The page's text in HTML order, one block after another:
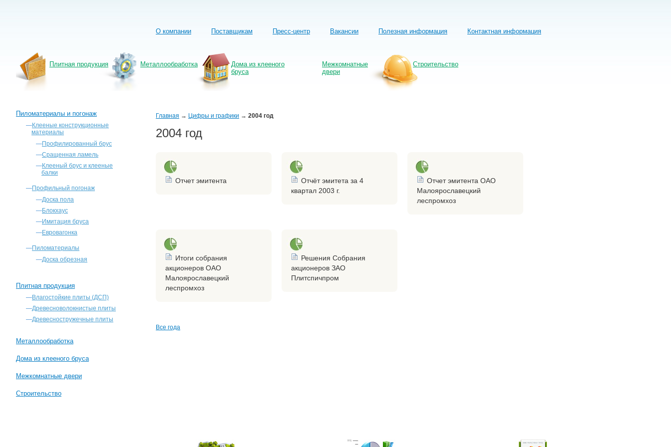
О компании Поставщикам Пресс-центр Вакансии Полезная информация Контактная информация
Плитная продукция Металлообработка
Дома из клееного
бруса
Межкомнатные
двери
Строительство
Пиломатериалы и погонаж
—Клееные конструкционные
материалы
—Профилированный брус
—Сращенная ламель
—Клееный брус и клееные
балки
—Профильный погонаж
—Доска пола
—Блокхаус
—Имитация бруса
—Евровагонка
—Пиломатериалы
—Доска обрезная
Плитная продукция
—Влагостойкие плиты (ДСП)
—Древесноволокнистые плиты
—Древесностружечные плиты
Металлообработка
Дома из клееного бруса
Межкомнатные двери
Строительство
Главная → Цифры и графики → 2004 год
2004 год
Отчет эмитента
Отчёт эмитета за 4
квартал 2003 г.
Отчет эмитента ОАО
Малоярославецкий
леспромхоз
Итоги собрания
акционеров ОАО
Малоярославецкий
леспромхоз
Решения Собрания
акционеров ЗАО
Плитспичпром
Все года